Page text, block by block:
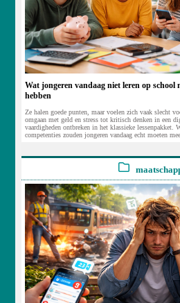
Wat jongeren vandaag niet leren op
hebben
Ze halen goede punten, maar voelen zich vaak slecht
omgaan met geld en stress tot kritisch denken in een
vaardigheden ontbreken in het klassieke lessenpakket.
competenties zouden jongeren vandaag echt moeten